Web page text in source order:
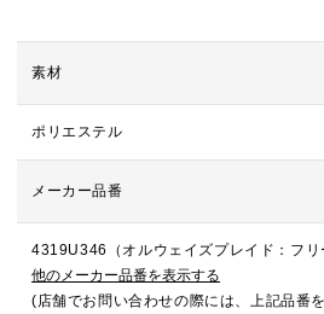
素材
ポリエステル
メーカー品番
4319U346（オルウェイズプレイド：フリ
他のメーカー品番を表示する
(店舗でお問い合わせの際には、上記品番